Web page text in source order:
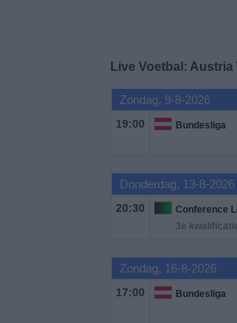
Live Voetbal:
Zondag, 9-8-2026
19:00 Bundesliga
Donderdag, 13-8-2026
20:30
Conference
3e
Zondag, 16-8-2026
17:00 Bundesliga